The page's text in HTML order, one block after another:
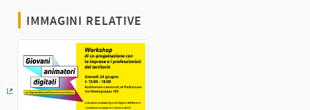
IMMAGINI RELATIVE
(Collegamento esterno)